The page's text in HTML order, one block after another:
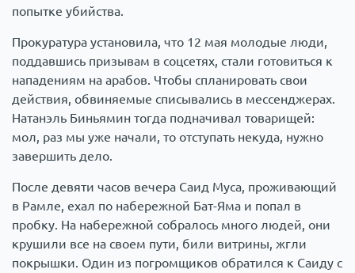
попытке убийства.
Прокуратура установила, что 12 мая молодые люди,
поддавшись призывам в соцсетях, стали готовиться к
нападениям на арабов. Чтобы спланировать свои
действия, обвиняемые списывались в мессенджерах.
Натанэль Биньямин тогда подначивал товарищей:
мол, раз мы уже начали, то отступать некуда, нужно
завершить дело.
После девяти часов вечера Саид Муса, проживающий
в Рамле, ехал по набережной Бат-Яма и попал в
пробку. На набережной собралось много людей, они
крушили все на своем пути, били витрины, жгли
покрышки. Один из погромщиков обратился к Саиду с